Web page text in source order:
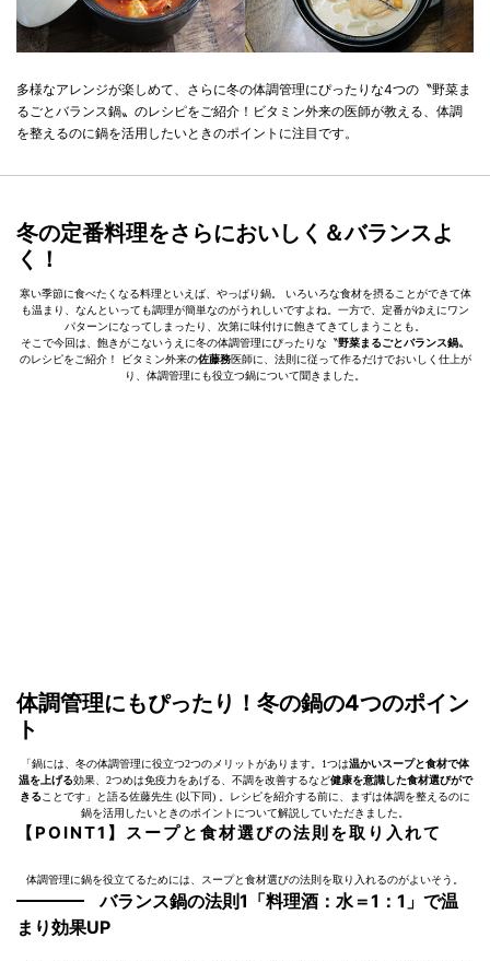
多様なアレンジが楽しめて、さらに冬の体調管理にぴったりな4つの〝野菜ま
るごとバランス鍋〟のレシピをご紹介！ビタミン外来の医師が教える、体調
を整えるのに鍋を活用したいときのポイントに注目です。
冬の定番料理をさらにおいしく＆バランスよ
く！
寒い季節に食べたくなる料理といえば、やっぱり鍋。 いろいろな食材を摂ることができて体
も温まり、なんといっても調理が簡単なのがうれしいですよね。一方で、定番がゆえにワン
パターンになってしまったり、次第に味付けに飽きてきてしまうことも。
そこで今回は、飽きがこないうえに冬の体調管理にぴったりな〝野菜まるごとバランス鍋〟
のレシピをご紹介！ ビタミン外来の佐藤務医師に、法則に従って作るだけでおいしく仕上が
り、体調管理にも役立つ鍋について聞きました。
体調管理にもぴったり！冬の鍋の4つのポイン
ト
「鍋には、冬の体調管理に役立つ2つのメリットがあります。1つは温かいスープと食材で体
温を上げる効果、2つめは免疫力をあげる、不調を改善するなど健康を意識した食材選びがで
きる ことです」と語る佐藤先生 (以下同) 。レシピを紹介する前に、まずは体調を整えるのに
鍋を活用したいときのポイントについて解説していただきました。
【POINT1】スープと食材選びの法則を取り入れて
体調管理に鍋を役立てるためには、スープと食材選びの法則を取り入れるのがよいそう。
バランス鍋の法則1「料理酒：水＝1：1」で温
まり効果UP